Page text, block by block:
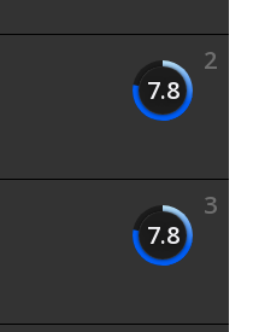
2
7.8
3
7.8